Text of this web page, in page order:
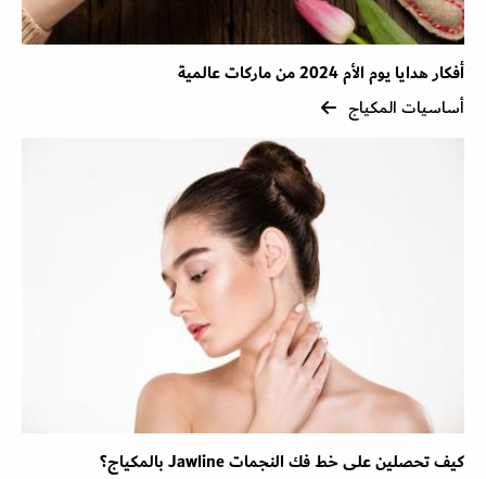
أفكار هدايا يوم الأم 2024 من ماركات عالمية
أساسيات المكياج
كيف تحصلين على خط فك النجمات Jawline بالمكياج؟